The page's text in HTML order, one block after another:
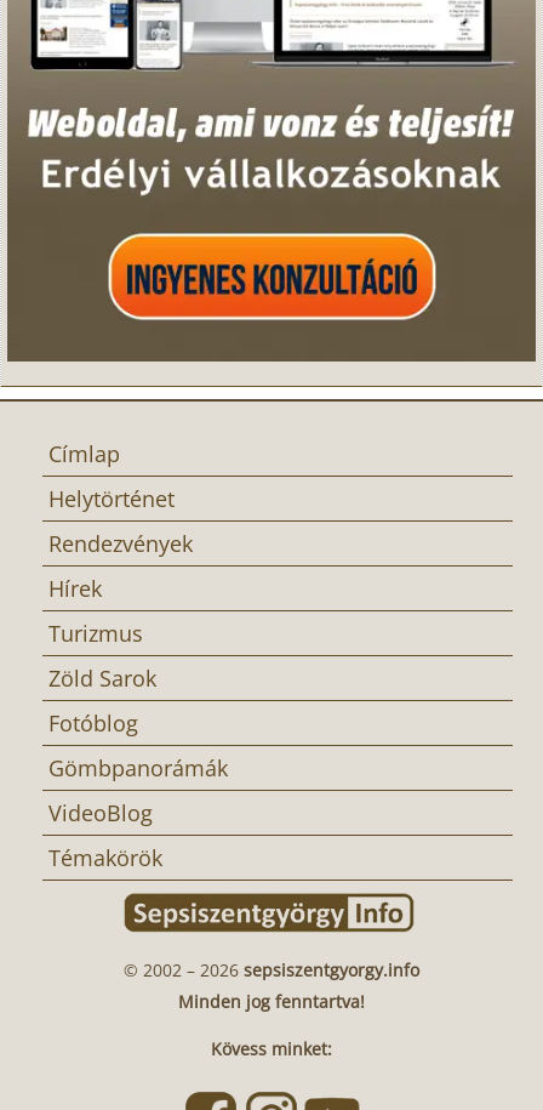
Címlap
Helytörténet
Rendezvények
Hírek
Turizmus
Zöld Sarok
Fotóblog
Gömbpanorámák
VideoBlog
Témakörök
© 2002 – 2026 sepsiszentgyorgy.info
Minden jog fenntartva!
Kövess minket: